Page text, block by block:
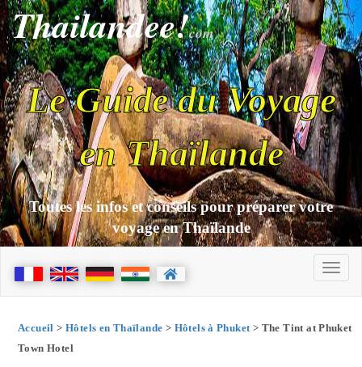
Thailandee!com
Le Guide du Voyage
en Thaïlande
Toutes les infos et conseils pour préparer votre
voyage en Thaïlande
Accueil > Hôtels en Thaïlande > Hôtels à Phuket> The Tint at Phuket
Town Hotel